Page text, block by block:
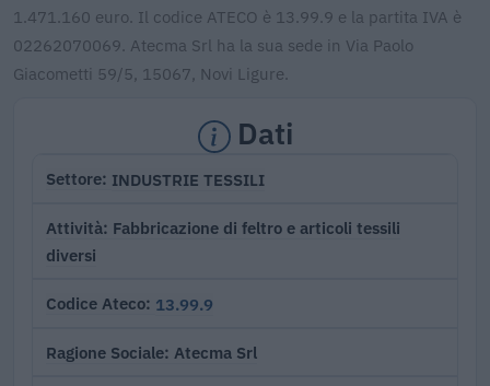
1.471.160 euro. Il codice ATECO è 13.99.9 e la partita IVA è
02262070069. Atecma Srl ha la sua sede in Via Paolo
Giacometti 59/5, 15067, Novi Ligure.
Dati
Settore INDUSTRIE TESSILI
Attività Fabbricazione di feltro e articoli tessili
diversi
Codice Ateco 13.99.9
Ragione Sociale Atecma Srl